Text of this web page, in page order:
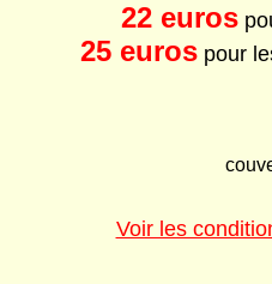
22 euros
25 eurospour
Voir les